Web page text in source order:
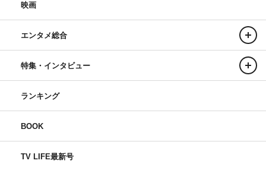
映画
エンタメ総合
特集・インタビュー
ランキング
BOOK
TV LIFE最新号